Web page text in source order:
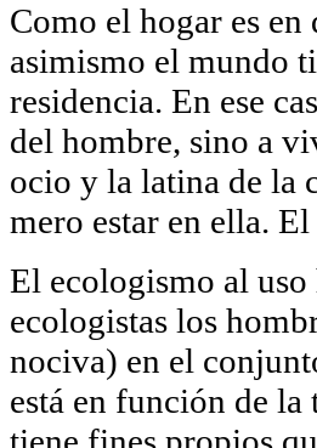
Como el hogar es
asimismo el mundo
residencia. En ese
del hombre, sino a
ocio y la latina de la
mero estar en ella.
El ecologismo al
ecologistas los
nociva) en el
está en función de